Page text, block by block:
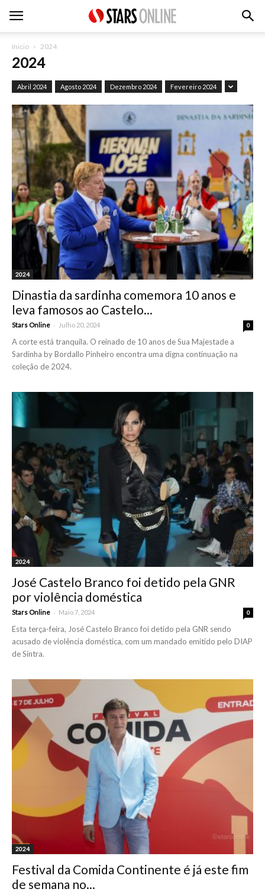
Inicio 2024
2024
Abril 2024 Agosto 2024 Dezembro 2024 Fevereiro 2024
2024
Dinastia da sardinha comemora 10 anos e
leva famosos ao Castelo...
Stars Online - Julho 20, 2024 0
A corte está tranquila. O reinado de 10 anos de Sua Majestade a
Sardinha by Bordallo Pinheiro encontra uma digna continuação na
coleção de 2024.
2024
José Castelo Branco foi detido pela GNR
por violência doméstica
Stars Online - Maio 7, 2024 0
Esta terça-feira, José Castelo Branco foi detido pela GNR sendo
acusado de violência doméstica, com um mandado emitido pelo DIAP
de Sintra.
2024
Festival da Comida Continente é já este fim
de semana no...